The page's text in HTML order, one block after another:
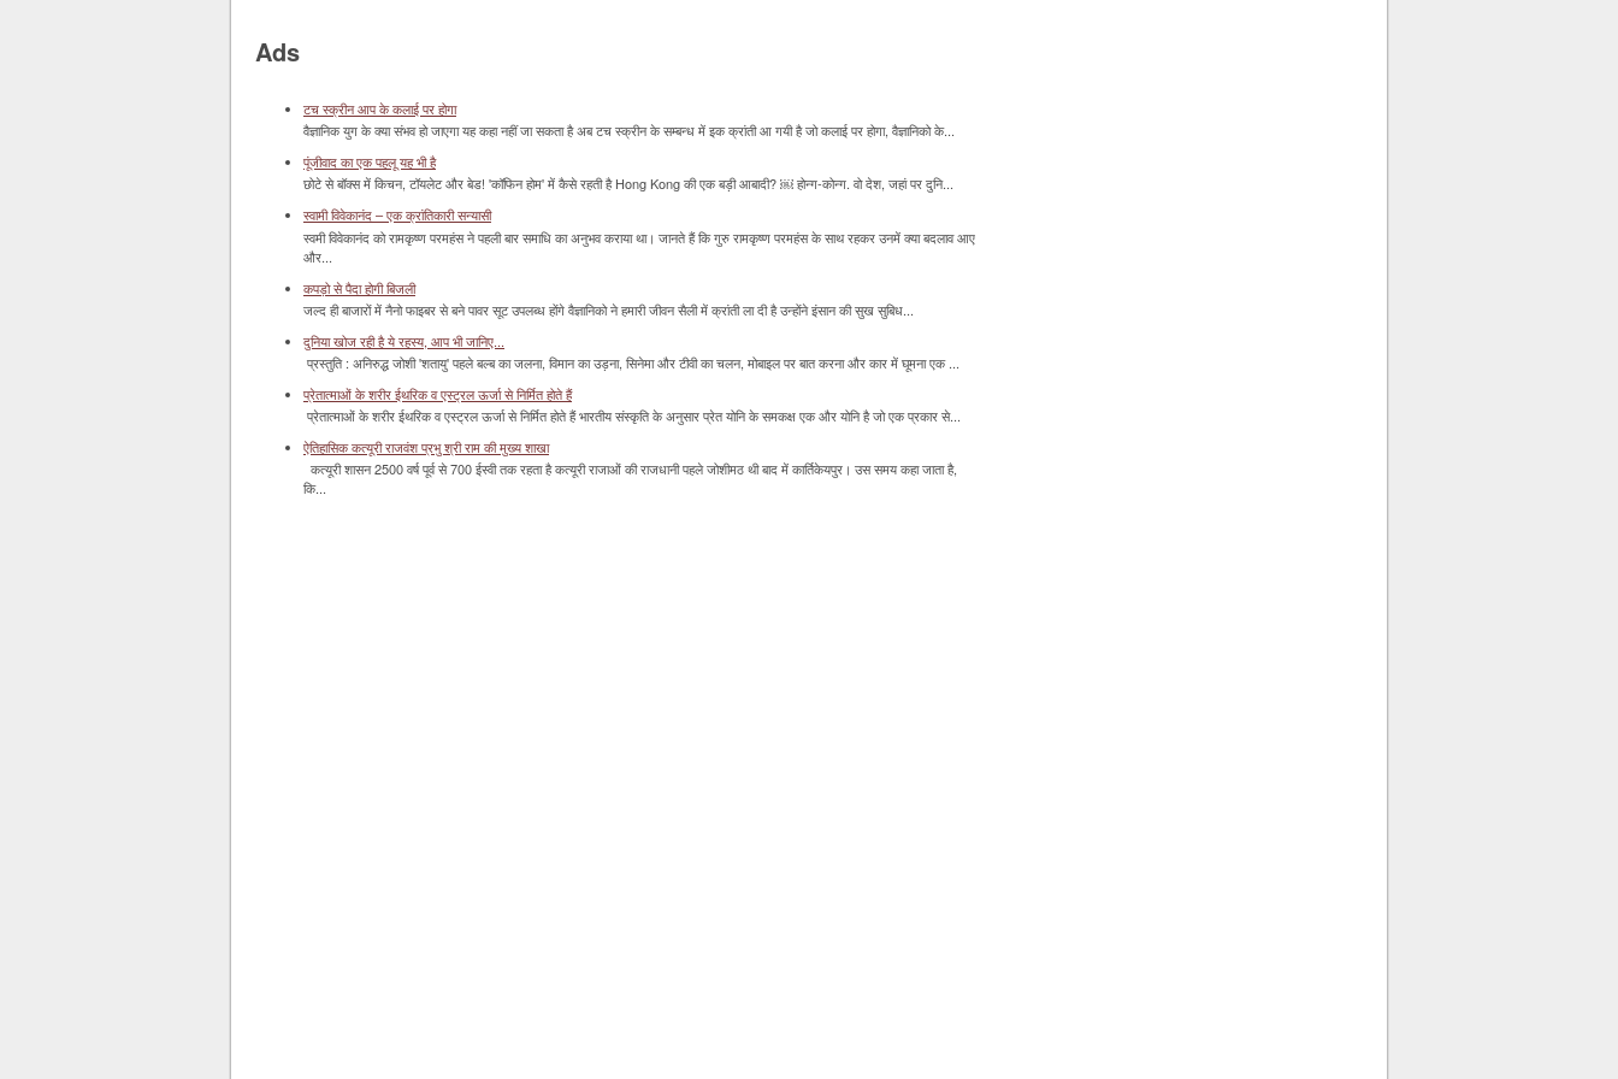
Ads
टच स्क्रीन आप के कलाई पर होगा
वैज्ञानिक युग के क्या संभव हो जाएगा यह कहा नहीं जा सकता है अब टच स्क्रीन के सम्बन्ध में इक क्रांती आ गयी है जो कलाई पर होगा, वैज्ञानिको के...
पूंजीवाद का एक पहलू यह भी है
छोटे से बॉक्‍स में किचन, टॉयलेट और बेड! 'कॉफिन होम' में कैसे रहती है Hong Kong की एक बड़ी आबादी? ￼ होन्ग-कोन्ग. वो देश, जहां पर दुनि...
स्वामी विवेकानंद – एक क्रांतिकारी सन्यासी
स्वमी विवेकानंद को रामकृष्ण परमहंस ने पहली बार समाधि का अनुभव कराया था। जानते हैं कि गुरु रामकृष्ण परमहंस के साथ रहकर उनमें क्या बदलाव आए
और...
कपड़ो से पैदा होगी बिजली
जल्द ही बाजारों में नैनो फाइबर से बने पावर सूट उपलब्ध होंगे वैज्ञानिको ने हमारी जीवन सैली में क्रांती ला दी है उन्होंने इंसान की सुख सुबिध...
दुनिया खोज रही है ये रहस्य, आप भी जानिए...
प्रस्तुति : अनिरुद्ध जोशी 'शतायु' पहले बल्ब का जलना, विमान का उड़ना, सिनेमा और टीवी का चलन, मोबाइल पर बात करना और कार में घूमना एक ...
प्रेतात्माओं के शरीर ईथरिक व एस्ट्रल ऊर्जा से निर्मित होते हैं
प्रेतात्माओं के शरीर ईथरिक व एस्ट्रल ऊर्जा से निर्मित होते हैं भारतीय संस्कृति के अनुसार प्रेत योनि के समकक्ष एक और योनि है जो एक प्रकार से...
ऐतिहासिक कत्यूरी राजवंश प्रभु श्री राम की मुख्य शाखा
कत्यूरी शासन 2500 वर्ष पूर्व से 700 ईस्वी तक रहता है कत्यूरी राजाओं की राजधानी पहले जोशीमठ थी बाद में कार्तिकेयपुर। उस समय कहा जाता है,
कि...